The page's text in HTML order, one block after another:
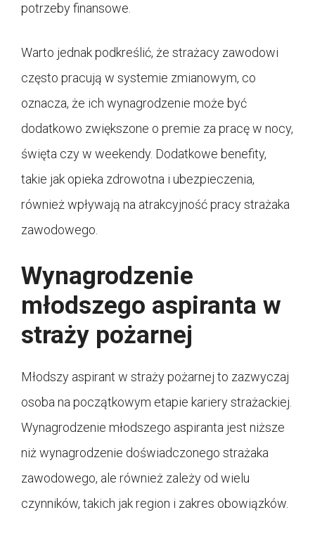
potrzeby finansowe.
Warto jednak podkreślić, że strażacy zawodowi
często pracują w systemie zmianowym, co
oznacza, że ich wynagrodzenie może być
dodatkowo zwiększone o premie za pracę w nocy,
święta czy w weekendy. Dodatkowe benefity,
takie jak opieka zdrowotna i ubezpieczenia,
również wpływają na atrakcyjność pracy strażaka
zawodowego.
Wynagrodzenie
młodszego aspiranta w
straży pożarnej
Młodszy aspirant w straży pożarnej to zazwyczaj
osoba na początkowym etapie kariery strażackiej.
Wynagrodzenie młodszego aspiranta jest niższe
niż wynagrodzenie doświadczonego strażaka
zawodowego, ale również zależy od wielu
czynników, takich jak region i zakres obowiązków.